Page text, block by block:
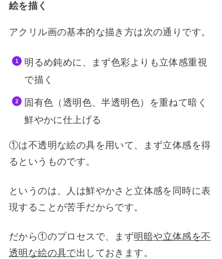
絵を描く
アクリル画の基本的な描き方は次の通りです。
明るめ鈍めに、まず色彩よりも立体感重視
で描く
固有色（透明色、半透明色）を重ねて暗く
鮮やかに仕上げる
①は不透明な絵の具を用いて、まず立体感を得
るというものです。
というのは、人は鮮やかさと立体感を同時に表
現することが苦手だからです。
だから①のプロセスで、まず明暗や立体感を不
透明な絵の具で出しておきます。